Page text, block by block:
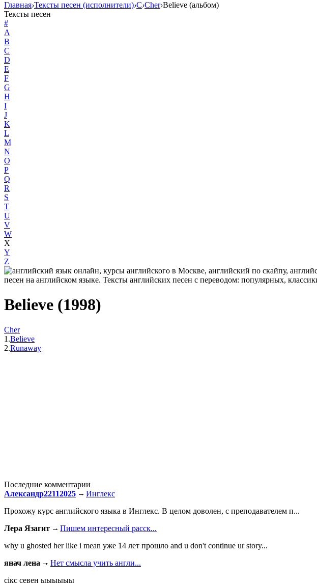
Главная›Тексты песен (исполнители)›C›Cher›Believe (альбом)
Тексты песен
#
A
B
C
D
E
F
G
H
I
J
K
L
M
N
O
P
Q
R
S
T
U
V
W
X
Y
Z
Believe (1998)
Cher
1.Believe
2.Runaway
Последние комментарии
Александр22112025
Инглекс
Прохожу курс английского языка в Инглекс. В целом доволен, с преподавателем п...
Лера Язагит
Пишем интересный расск...
why u ghosted her like i mean уже 14 лет прошло and u don't continue ur story...
янач лена
Нет смысла учить англи...
сiкс севен ыыыыыы